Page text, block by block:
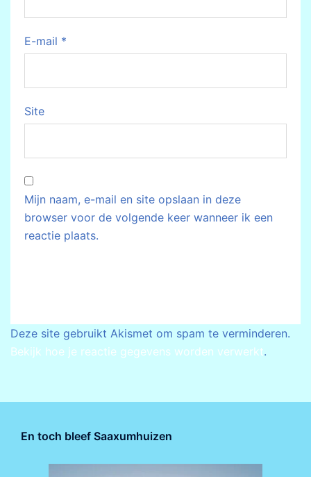
E-mail *
Site
Mijn naam, e-mail en site opslaan in deze
browser voor de volgende keer wanneer ik een
reactie plaats.
Deze site gebruikt Akismet om spam te verminderen.
Bekijk hoe je reactie gegevens worden verwerkt.
En toch bleef Saaxumhuizen